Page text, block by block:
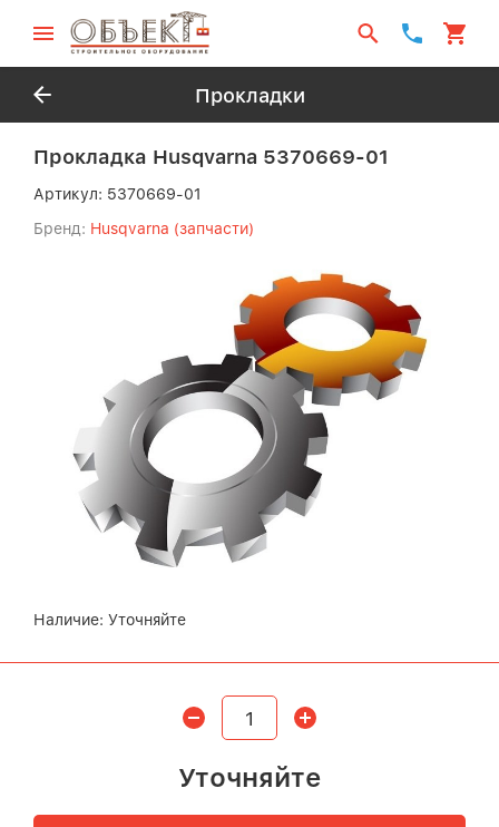
Прокладки
Прокладка Husqvarna 5370669-01
Артикул: 5370669-01
Бренд: Husqvarna (запчасти)
Наличие: Уточняйте
Уточняйте